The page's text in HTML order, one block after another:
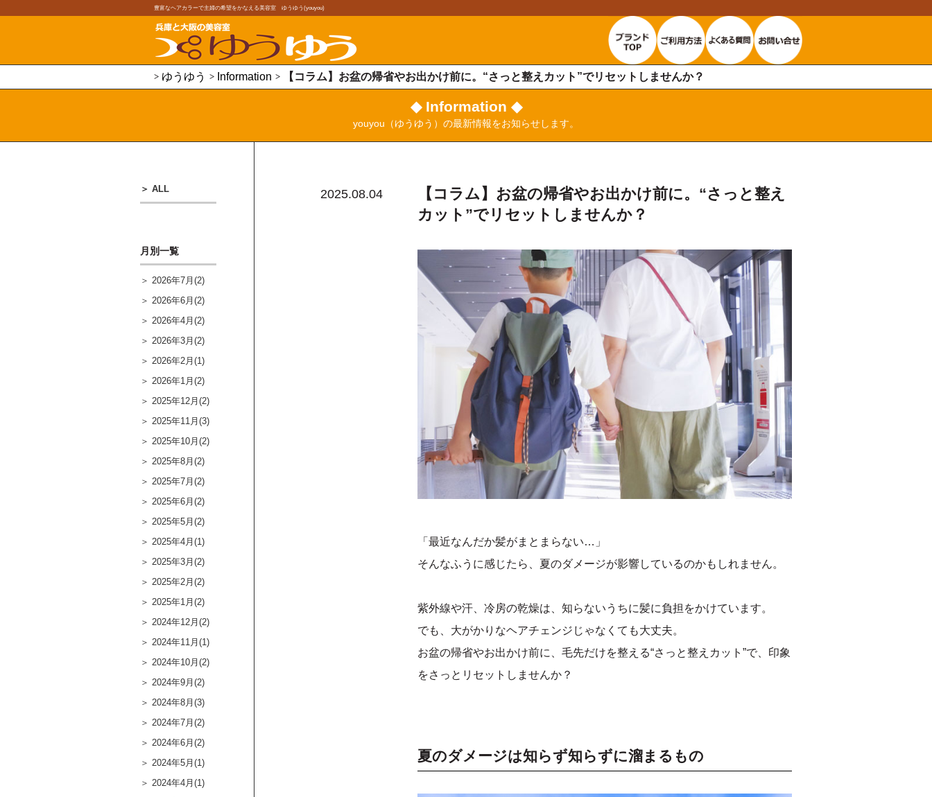
豊富なヘアカラーで主婦の希望をかなえる美容室 ゆうゆう(youyou)
ゆうゆう Information 【コラム】お盆の帰省やお出かけ前に。“さっと整えカット”でリセットしませんか？
◆ Information ◆
youyou（ゆうゆう）の最新情報をお知らせします。
2025.08.04
【コラム】お盆の帰省やお出かけ前に。“さっと整え
カット”でリセットしませんか？
「最近なんだか髪がまとまらない…」
そんなふうに感じたら、夏のダメージが影響しているのかもしれません。
紫外線や汗、冷房の乾燥は、知らないうちに髪に負担をかけています。
でも、大がかりなヘアチェンジじゃなくても大丈夫。
お盆の帰省やお出かけ前に、毛先だけを整える“さっと整えカット”で、印象
をさっとリセットしませんか？
夏のダメージは知らず知らずに溜まるもの
ALL
月別一覧
2026年7月(2)
2026年6月(2)
2026年4月(2)
2026年3月(2)
2026年2月(1)
2026年1月(2)
2025年12月(2)
2025年11月(3)
2025年10月(2)
2025年8月(2)
2025年7月(2)
2025年6月(2)
2025年5月(2)
2025年4月(1)
2025年3月(2)
2025年2月(2)
2025年1月(2)
2024年12月(2)
2024年11月(1)
2024年10月(2)
2024年9月(2)
2024年8月(3)
2024年7月(2)
2024年6月(2)
2024年5月(1)
2024年4月(1)